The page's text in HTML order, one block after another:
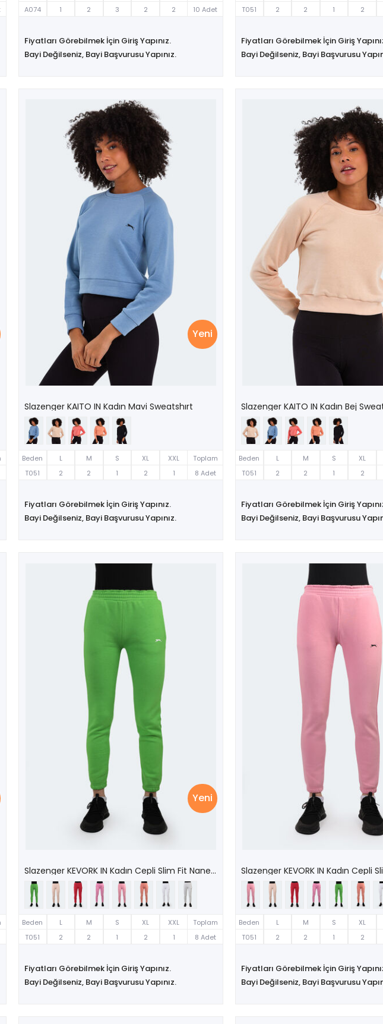
A074
1 2 3 2 2 10 Adet
Fiyatları Görebilmek İçin Giriş Yapınız.
Bayi Değilseniz, Bayi Başvurusu Yapınız.
T051
2 2 1 2
Fiyatları Görebilmek İçin Giriş
Bayi Değilseniz, Bayi Başvurusu
Yeni
Slazenger KAITO IN Kadın Mavi Sweatshırt
Beden L M S XL XXL
Toplam
T051
2 2 1 2 1 8 Adet
Fiyatları Görebilmek İçin Giriş Yapınız.
Bayi Değilseniz, Bayi Başvurusu Yapınız.
Slazenger KAITO IN Kadın Bej
Beden L M S
XL
T051
2 2 1 2
Fiyatları Görebilmek İçin Giriş
Bayi Değilseniz, Bayi Başvurusu
Yeni
Slazenger KEVORK IN Kadın Cepli Slim Fit Nane Eşofman Altı
Beden L M S XL XXL
Toplam
T051
2 2 1 2 1 8 Adet
Fiyatları Görebilmek İçin Giriş Yapınız.
Bayi Değilseniz, Bayi Başvurusu Yapınız.
Beden L M S
XL
T051
2 2 1 2
Fiyatları Görebilmek İçin Giriş
Bayi Değilseniz, Bayi Başvurusu